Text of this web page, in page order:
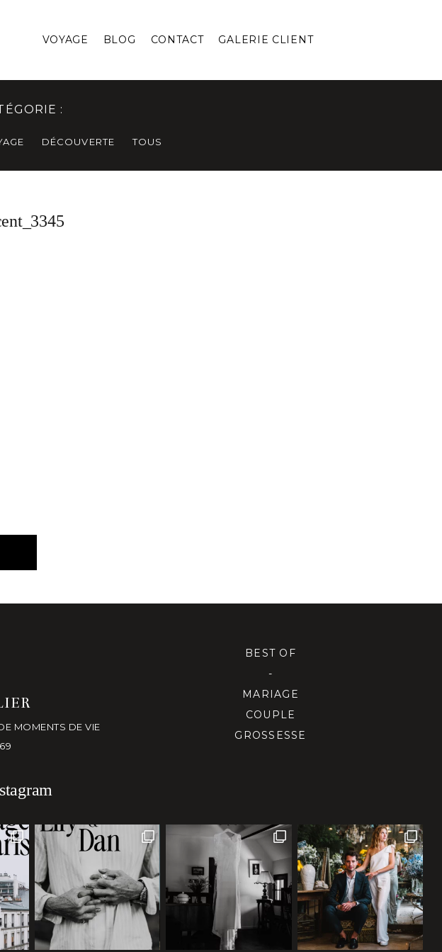
VOYAGE BLOG CONTACT GALERIE CLIENT
:
DÉCOUVERTE TOUS
MOMENTS DE VIE
BEST OF
-
MARIAGE
COUPLE
GROSSESSE